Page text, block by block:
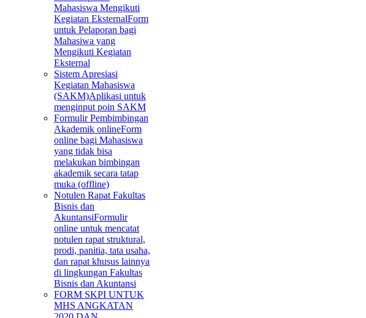
Mahasiswa Mengikuti
Kegiatan EksternalForm
untuk Pelaporan bagi
Mahasiwa yang
Mengikuti Kegiatan
Eksternal
Sistem Apresiasi
Kegiatan Mahasiswa
(SAKM)Aplikasi untuk
menginput poin SAKM
Formulir Pembimbingan
Akademik onlineForm
online bagi Mahasiswa
yang tidak bisa
melakukan bimbingan
akademik secara tatap
muka (offline)
Notulen Rapat Fakultas
Bisnis dan
AkuntansiFormulir
online untuk mencatat
notulen rapat struktural,
prodi, panitia, tata usaha,
dan rapat khusus lainnya
di lingkungan Fakultas
Bisnis dan Akuntansi
FORM SKPI UNTUK
MHS ANGKATAN